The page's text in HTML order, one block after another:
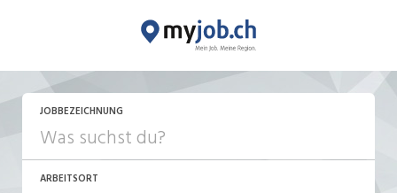
JOBBEZEICHNUNG
ARBEITSORT